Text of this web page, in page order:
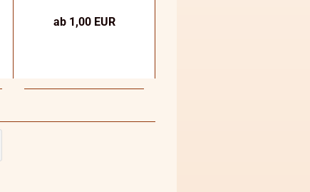
Handarbeit
ab 1,00 EUR